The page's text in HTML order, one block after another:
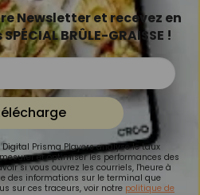
Newsletter et recevez en
BRÛLE-GRAISSE !
Prisma Players analyse le taux
et optimiser les performances des
si vous ouvrez les courriels, l'heure à
des informations sur le terminal que
sur ces traceurs, voir notre politique de